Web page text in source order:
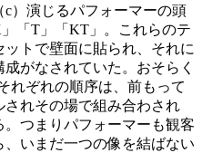
）演じるパフォーマーの頭
「T」「KT」。これらのテ
トで壁面に貼られ、それに
がなされていた。おそらく
れぞれの順序は、前もって
れその場で組み合わされ
つまりパフォーマーも観客
いまだ一つの像を結ばない